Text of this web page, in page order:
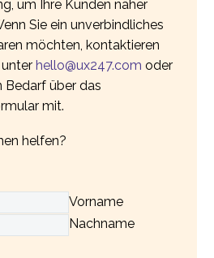
um Ihre Kunden näher
Sie ein unverbindliches
möchten, kontaktieren
hello@ux247.com oder
Bedarf über das
mit.
helfen?
Vorname
Nachname